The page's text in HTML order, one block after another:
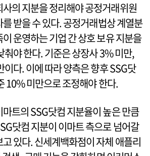
의 지분을 정리해야 공정거래위원
받을 수 있다. 공정거래법상 계열분
운영하는 기업 간 상호 보유 지분을
춰야 한다. 기준은 상장사 3% 미만,
다. 이에 따라 양측은 향후 SSG닷
10% 미만으로 조정해야 한다.
트의 SSG닷컴 지분율이 높은 만큼
닷컴 지분이 이마트 측으로 넘어갈
있다. 신세계백화점이 자체 애플리